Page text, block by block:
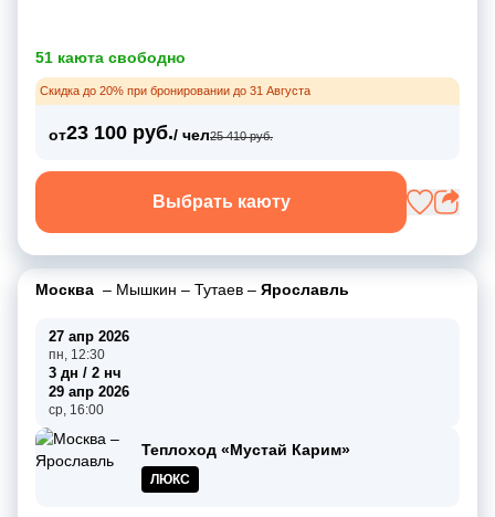
51 каюта свободно
Скидка до 20% при бронировании до 31 Августа
от23 100 руб./ чел25 410 руб.
Выбрать каюту
Москва – Мышкин – Тутаев – Ярославль
27 апр 2026
пн, 12:30
3 дн / 2 нч
29 апр 2026
ср, 16:00
Теплоход «Мустай Карим»
ЛЮКС